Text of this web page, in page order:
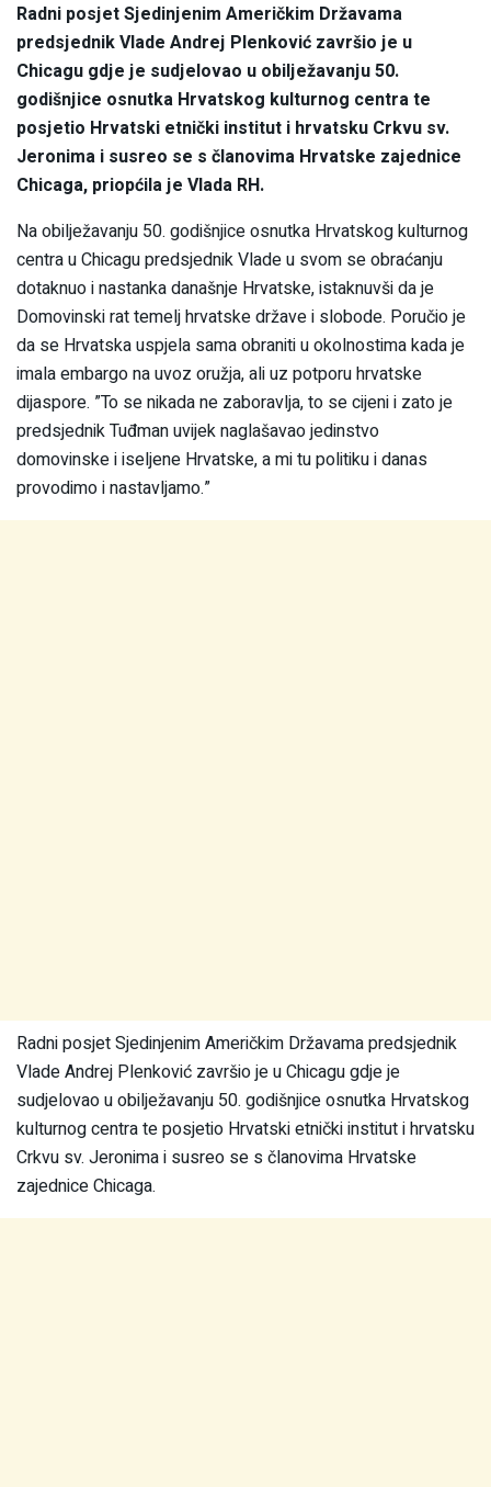
Radni posjet Sjedinjenim Američkim Državama
predsjednik Vlade Andrej Plenković završio je u
Chicagu gdje je sudjelovao u obilježavanju 50.
godišnjice osnutka Hrvatskog kulturnog centra te
posjetio Hrvatski etnički institut i hrvatsku Crkvu sv.
Jeronima i susreo se s članovima Hrvatske zajednice
Chicaga, priopćila je Vlada RH.
Na obilježavanju 50. godišnjice osnutka Hrvatskog kulturnog
centra u Chicagu predsjednik Vlade u svom se obraćanju
dotaknuo i nastanka današnje Hrvatske, istaknuvši da je
Domovinski rat temelj hrvatske države i slobode. Poručio je
da se Hrvatska uspjela sama obraniti u okolnostima kada je
imala embargo na uvoz oružja, ali uz potporu hrvatske
dijaspore. ”To se nikada ne zaboravlja, to se cijeni i zato je
predsjednik Tuđman uvijek naglašavao jedinstvo
domovinske i iseljene Hrvatske, a mi tu politiku i danas
provodimo i nastavljamo.”
Radni posjet Sjedinjenim Američkim Državama predsjednik
Vlade Andrej Plenković završio je u Chicagu gdje je
sudjelovao u obilježavanju 50. godišnjice osnutka Hrvatskog
kulturnog centra te posjetio Hrvatski etnički institut i hrvatsku
Crkvu sv. Jeronima i susreo se s članovima Hrvatske
zajednice Chicaga.